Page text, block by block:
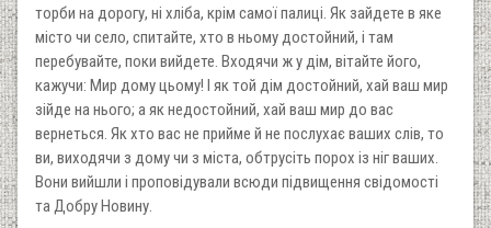
торби на дорогу, ні хліба, крім самої палиці. Як зайдете в яке
місто чи село, спитайте, хто в ньому достойний, і там
перебувайте, поки вийдете. Входячи ж у дім, вітайте його,
кажучи: Мир дому цьому! І як той дім достойний, хай ваш мир
зійде на нього; а як недостойний, хай ваш мир до вас
вернеться. Як хто вас не прийме й не послухає ваших слів, то
ви, виходячи з дому чи з міста, обтрусіть порох із ніг ваших.
Вони вийшли і проповідували всюди підвищення свідомості
та Добру Новину.